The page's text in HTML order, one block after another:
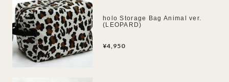
holo Storage Bag Animal ver.
(LEOPARD)
¥4,950